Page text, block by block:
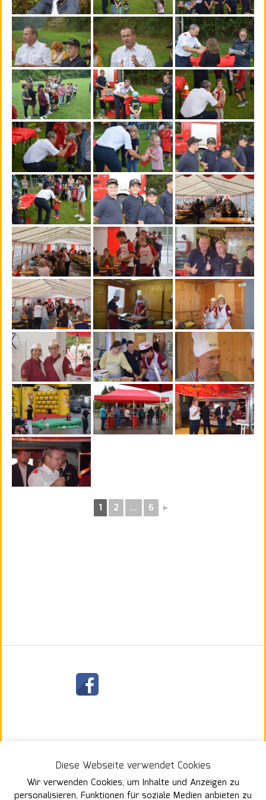
1 2 ... 6 ►
§
Diese Webseite verwendet Cookies
Wir verwenden Cookies, um Inhalte und Anzeigen zu
personalisieren, Funktionen für soziale Medien anbieten zu